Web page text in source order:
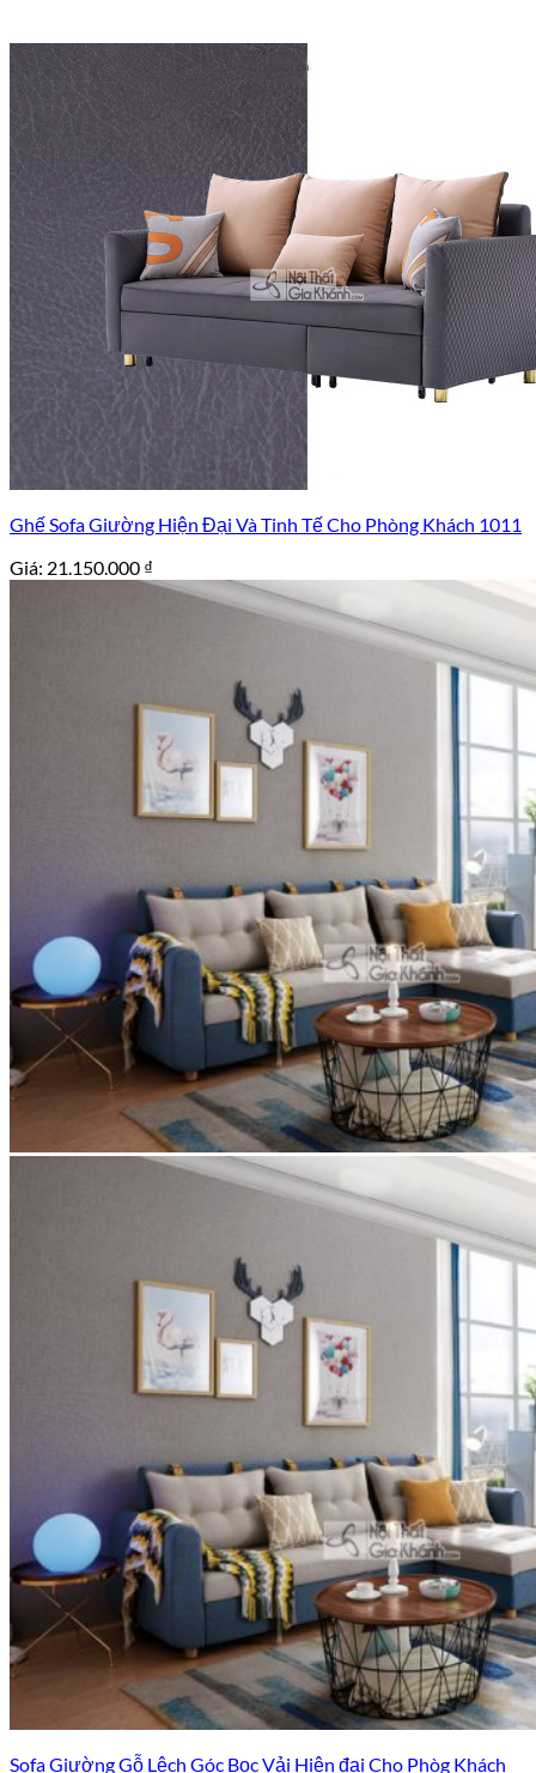
Ghế Sofa Giường Hiện Đại Và Tinh Tế Cho Phòng Khách 1011
Giá: 21.150.000 ₫
Sofa Giường Gỗ Lệch Góc Bọc Vải Hiện đại Cho Phòg Khách